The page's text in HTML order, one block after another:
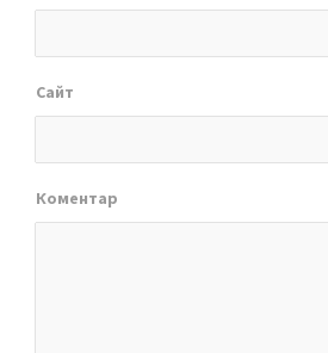
Сайт
Коментар